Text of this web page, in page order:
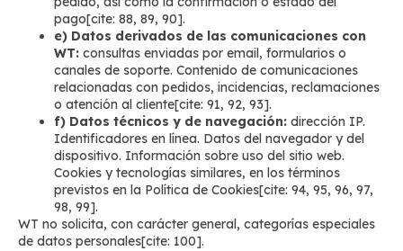
pago[cite: 88, 89, 90].
e) Datos derivados de las comunicaciones con
WT: consultas enviadas por email, formularios o
canales de soporte. Contenido de comunicaciones
relacionadas con pedidos, incidencias, reclamaciones
o atención al cliente[cite: 91, 92, 93].
f) Datos técnicos y de navegación: dirección IP.
Identificadores en línea. Datos del navegador y del
dispositivo. Información sobre uso del sitio web.
Cookies y tecnologías similares, en los términos
previstos en la Política de Cookies[cite: 94, 95, 96, 97,
98, 99].
WT no solicita, con carácter general, categorías especiales
de datos personales[cite: 100].